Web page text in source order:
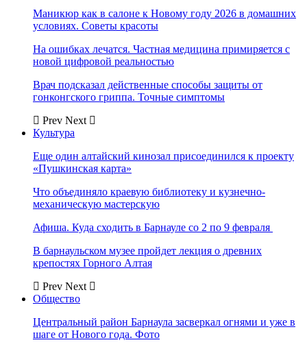
Маникюр как в салоне к Новому году 2026 в домашних
условиях. Советы красоты
На ошибках лечатся. Частная медицина примиряется с
новой цифровой реальностью
Врач подсказал действенные способы защиты от
гонконгского гриппа. Точные симптомы
Prev Next
Культура
Еще один алтайский кинозал присоединился к проекту
«Пушкинская карта»
Что объединяло краевую библиотеку и кузнечно-
механическую мастерскую
Афиша. Куда сходить в Барнауле со 2 по 9 февраля
В барнаульском музее пройдет лекция о древних
крепостях Горного Алтая
Prev Next
Общество
Центральный район Барнаула засверкал огнями и уже в
шаге от Нового года. Фото